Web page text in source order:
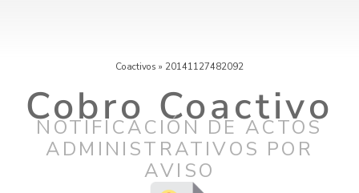
Coactivos » 20141127482092
Cobro Coactivo
NOTIFICACIÓN DE ACTOS
ADMINISTRATIVOS POR
AVISO